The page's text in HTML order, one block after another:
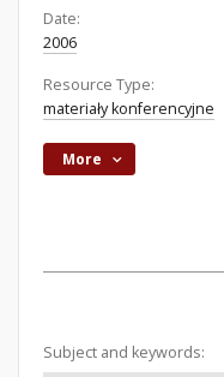
Date:
2006
Resource Type:
materiały konferencyjne
More
Subject and keywords: